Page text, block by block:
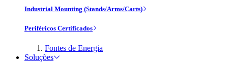
Industrial Mounting (Stands/Arms/Carts)
Periféricos Certificados
Fontes de Energia
Soluções